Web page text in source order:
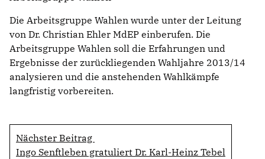
Die Arbeitsgruppe Wahlen wurde unter der Leitung
von Dr. Christian Ehler MdEP einberufen. Die
Arbeitsgruppe Wahlen soll die Erfahrungen und
Ergebnisse der zurückliegenden Wahljahre 2013/14
analysieren und die anstehenden Wahlkämpfe
langfristig vorbereiten.
Nächster Beitrag
Ingo Senftleben gratuliert Dr. Karl-Heinz Tebel